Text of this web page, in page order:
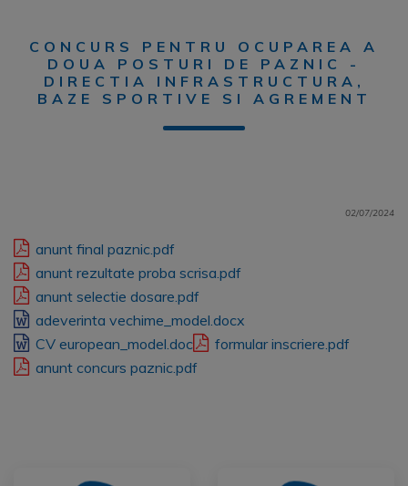
CONCURS PENTRU OCUPAREA A
DOUA POSTURI DE PAZNIC -
DIRECTIA INFRASTRUCTURA,
BAZE SPORTIVE SI AGREMENT
02/07/2024
anunt final paznic.pdf
anunt rezultate proba scrisa.pdf
anunt selectie dosare.pdf
adeverinta vechime_model.docx
CV european_model.doc
formular inscriere.pdf
anunt concurs paznic.pdf